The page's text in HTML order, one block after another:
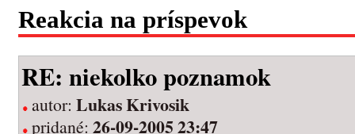
Reakcia na príspevok
RE: niekolko poznamok
autor: Lukas Krivosik
pridané: 26-09-2005 23:47